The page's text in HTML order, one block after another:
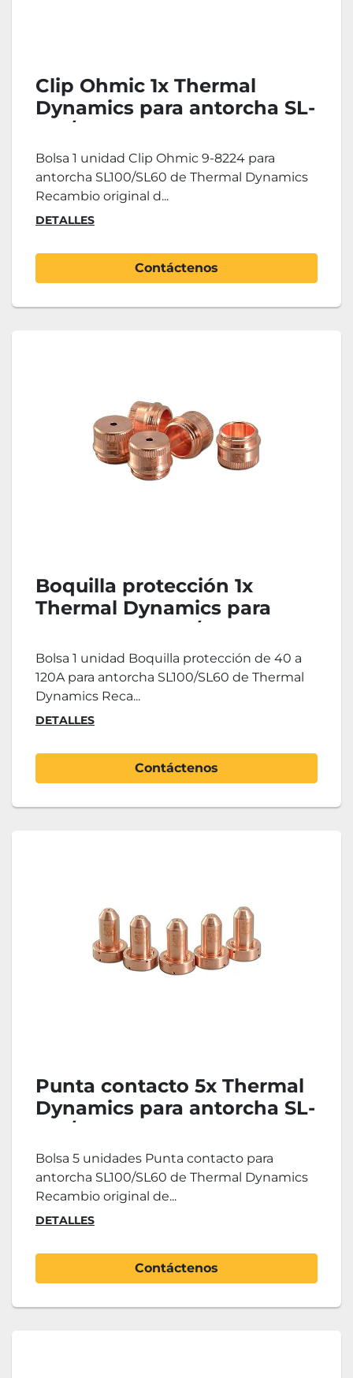
Clip Ohmic 1x Thermal
Dynamics para antorcha SL-
100/SL-60
Bolsa 1 unidad Clip Ohmic 9-8224 para
antorcha SL100/SL60 de Thermal Dynamics
Recambio original d...
DETALLES
Contáctenos
Boquilla protección 1x
Thermal Dynamics para
antorcha SL-100/SL-60
Bolsa 1 unidad Boquilla protección de 40 a
120A para antorcha SL100/SL60 de Thermal
Dynamics Reca...
DETALLES
Contáctenos
Punta contacto 5x Thermal
Dynamics para antorcha SL-
100/SL-60
Bolsa 5 unidades Punta contacto para
antorcha SL100/SL60 de Thermal Dynamics
Recambio original de...
DETALLES
Contáctenos